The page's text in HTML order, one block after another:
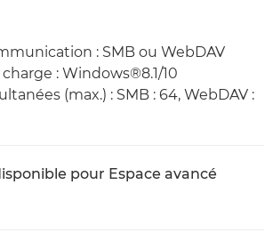
: SMB ou WebDAV
: Windows®8.1/10
(max.) : SMB : 64, WebDAV :
pour Espace avancé